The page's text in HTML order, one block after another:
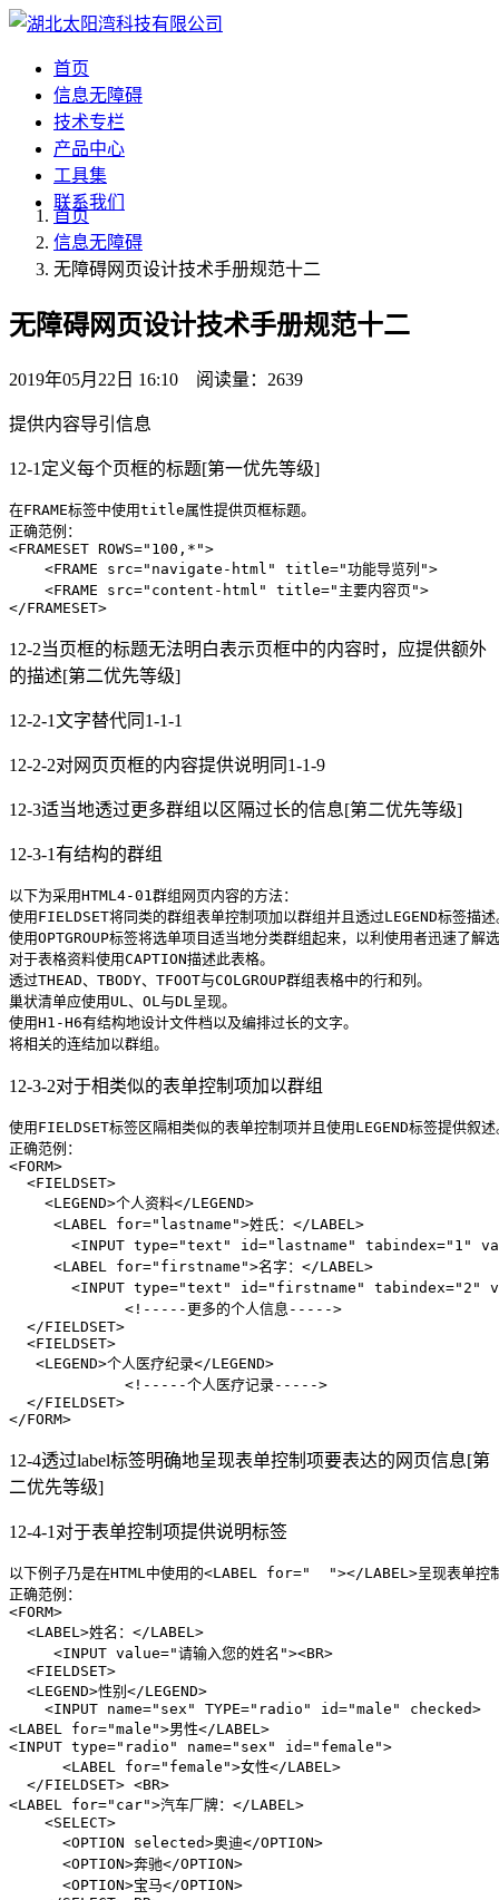
首页
信息无障碍
技术专栏
产品中心
工具集
联系我们
首页
信息无障碍
无障碍网页设计技术手册规范十二
无障碍网页设计技术手册规范十二
2019年05月22日 16:10 阅读量：2639
提供内容导引信息
12-1定义每个页框的标题[第一优先等级]
在FRAME标签中使用title属性提供页框标题。
<FRAMESET ROWS="100,*">
<FRAME src="navigate-html" title="功能导览列">
<FRAME src="content-html" title="主要内容页">
</FRAMESET>
12-2当页框的标题无法明白表示页框中的内容时，应提供额外
的描述[第二优先等级]
12-2-1文字替代同1-1-1
12-2-2对网页页框的内容提供说明同1-1-9
12-3适当地透过更多群组以区隔过长的信息[第二优先等级]
12-3-1有结构的群组
以下为采用HTML4-01 群组网页内容的方法：
使用FIELDSET将同类的群组表单控制项加以群组并且透过LEGEND标签描述
使用OPTGROUP标签将选单项目适当地分类群组起来，以利使用者迅速了解
对于表格资料使用CAPTION描述此表格。
透过THEAD、TBODY、TFOOT与COLGROUP群组表格中的行和列。
巢状清单应使用UL、OL与DL呈现。
使用H1-H6有结构地设计文件档以及编排过长的文字。
将相关的连结加以群组。
12-3-2对于相类似的表单控制项加以群组
使用FIELDSET标签区隔相类似的表单控制项并且使用LEGEND标签提供叙述
<FORM>
<FIELDSET>
<LEGEND>个人资料</LEGEND>
<LABEL for="lastname">姓氏： </LABEL >
<INPUT type="text" id="lastname" tabindex="1"
<LABEL for="firstname">名字： </LABEL >
<INPUT type="text" id="firstname" tabindex="2"
<!-----更多的个人信息----->
</FIELDSET>
<FIELDSET>
<LEGEND>个人医疗纪录</LEGEND>
<!-----个人医疗记录----->
</FIELDSET>
</FORM>
12-4透过label标签明确地呈现表单控制项要表达的网页信息[第
二优先等级]
12-4-1对于表单控制项提供说明标签
以下例子乃是在HTML中使用的<LABEL for="  "></LABEL >呈现表单控
<FORM>
<LABEL >姓名： </LABEL >
<INPUT value="请输入您的姓名"><BR>
<FIELDSET>
<LEGEND>性别 </LEGEND>
<INPUT name="sex" TYPE="radio" id="male" checked>
<LABEL for="male">男性</LABEL >
<INPUT type="radio" name="sex" id="female">
<LABEL for="female">女性</LABEL >
</FIELDSET> <BR>
<LABEL for="car">汽车厂牌： </LABEL >
<SELECT>
<OPTION selected>奥迪</OPTION>
<OPTION>奔驰</OPTION>
<OPTION>宝马</OPTION>